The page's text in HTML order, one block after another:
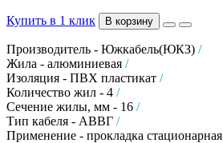
Купить в 1 клик В корзину
Производитель - Южкабель(ЮКЗ) /
Жила - алюминиевая /
Изоляция - ПВХ пластикат /
Количество жил - 4 /
Сечение жилы, мм - 16 /
Тип кабеля - АВВГ /
Применение - прокладка стационарная